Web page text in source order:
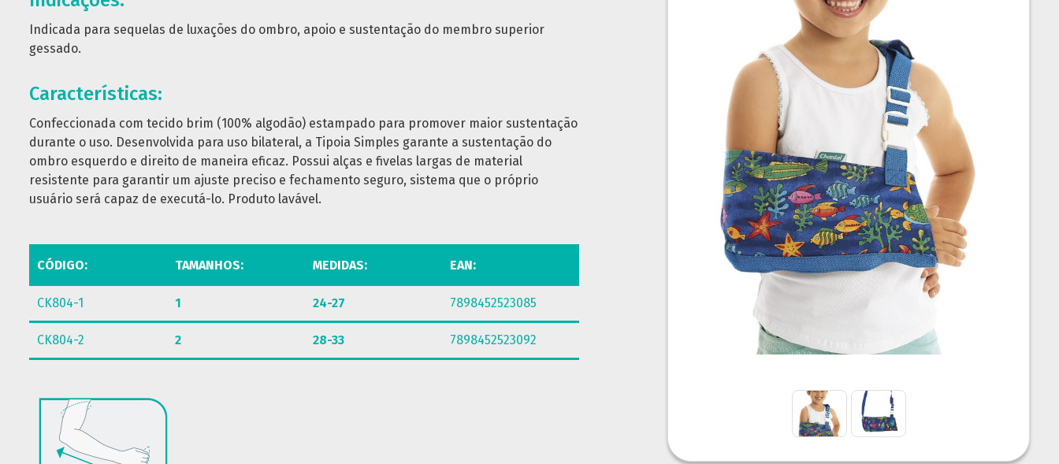
Indicada para sequelas de luxações do ombro, apoio e sustentação do membro superior
gessado.
Características:
Confeccionada com tecido brim (100% algodão) estampado para promover maior sustentação
durante o uso. Desenvolvida para uso bilateral, a Tipoia Simples garante a sustentação do
ombro esquerdo e direito de maneira eficaz. Possui alças e fivelas largas de material
resistente para garantir um ajuste preciso e fechamento seguro, sistema que o próprio
usuário será capaz de executá-lo. Produto lavável.
CÓDIGO: TAMANHOS: MEDIDAS: EAN:
CK804-1 1 24-27 7898452523085
CK804-2 2 28-33 7898452523092